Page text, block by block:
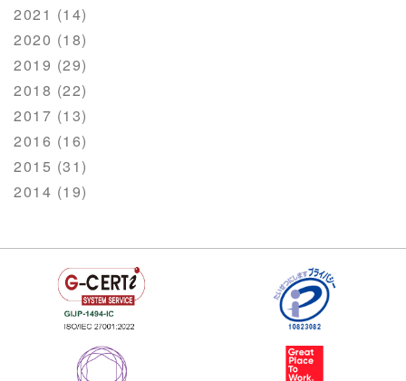
2021 (14)
2020 (18)
2019 (29)
2018 (22)
2017 (13)
2016 (16)
2015 (31)
2014 (19)